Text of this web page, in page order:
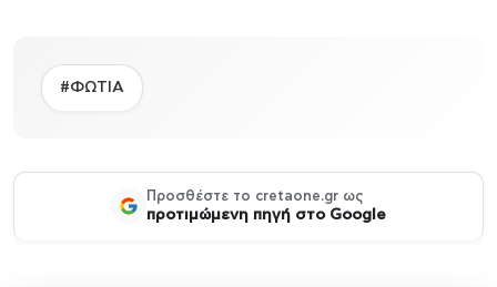
#ΦΩΤΙΑ
Προσθέστε το cretaone.gr ως
προτιμώμενη πηγή στο Google